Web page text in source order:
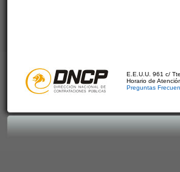
E.E.U.U. 961 c/
Horario de
Preguntas